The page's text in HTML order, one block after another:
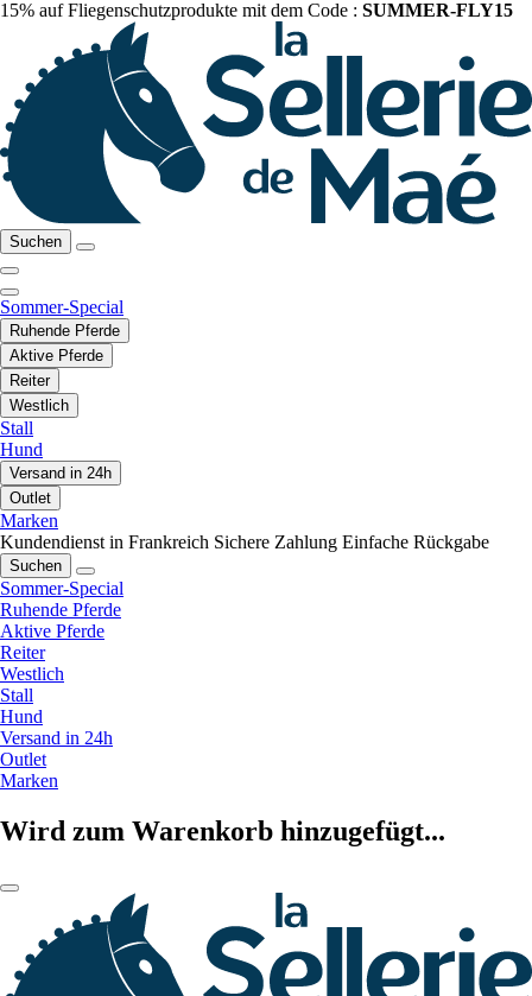
15% auf Fliegenschutzprodukte mit dem Code : SUMMER-FLY15
Suchen
Sommer-Special
Ruhende Pferde
Aktive Pferde
Reiter
Westlich
Stall
Hund
Versand in 24h
Outlet
Marken
Kundendienst in Frankreich Sichere Zahlung Einfache Rückgabe
Suchen
Sommer-Special
Ruhende Pferde
Aktive Pferde
Reiter
Westlich
Stall
Hund
Versand in 24h
Outlet
Marken
Wird zum Warenkorb hinzugefügt...